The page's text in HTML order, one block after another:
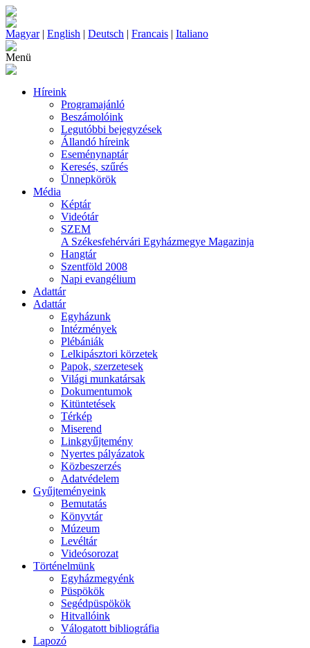
Magyar| English | Deutsch | Francais | Italiano
Menü
Híreink
Programajánló
Beszámolóink
Legutóbbi bejegyzések
Állandó híreink
Eseménynaptár
Keresés, szűrés
Ünnepkörök
Média
Képtár
Videótár
SZEM
A Székesfehérvári Egyházmegye Magazinja
Hangtár
Szentföld 2008
Napi evangélium
Adattár
Adattár
Egyházunk
Intézmények
Plébániák
Lelkipásztori körzetek
Papok, szerzetesek
Világi munkatársak
Dokumentumok
Kitüntetések
Térkép
Miserend
Linkgyűjtemény
Nyertes pályázatok
Közbeszerzés
Adatvédelem
Gyűjteményeink
Bemutatás
Könyvtár
Múzeum
Levéltár
Videósorozat
Történelmünk
Egyházmegyénk
Püspökök
Segédpüspökök
Hitvallóink
Válogatott bibliográfia
Lapozó